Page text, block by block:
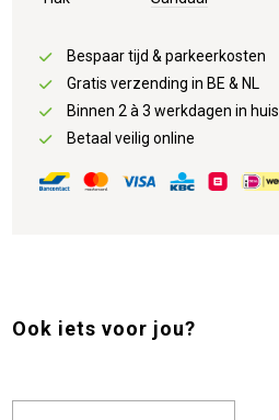
Bespaar tijd & parkeerkosten
Gratis verzending in BE & NL
Binnen 2 à 3 werkdagen in huis
Betaal veilig online
Ook iets voor jou?